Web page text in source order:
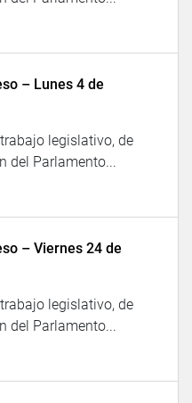
– Lunes 4 de
legislativo, de
del Parlamento...
– Viernes 24 de
legislativo, de
del Parlamento...